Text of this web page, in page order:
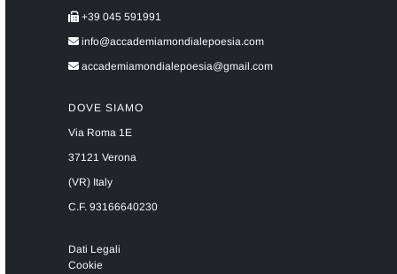
+39 045 591991
info@accademiamondialepoesia.com
accademiamondialepoesia@gmail.com
DOVE SIAMO
Via Roma 1E
37121 Verona
(VR) Italy
C.F. 93166640230
Dati Legali
Cookie